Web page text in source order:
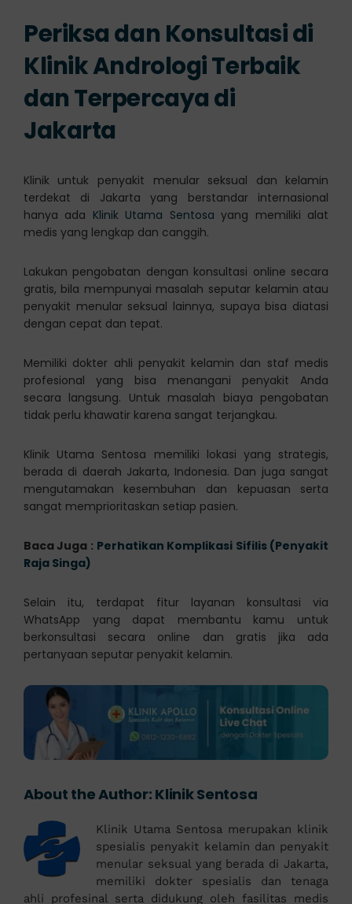
Periksa dan Konsultasi di
Klinik Andrologi Terbaik
dan Terpercaya di
Jakarta
Klinik untuk penyakit menular seksual dan kelamin
terdekat di Jakarta yang berstandar internasional
hanya ada Klinik Utama Sentosa yang memiliki alat
medis yang lengkap dan canggih.
Lakukan pengobatan dengan konsultasi online secara
gratis, bila mempunyai masalah seputar kelamin atau
penyakit menular seksual lainnya, supaya bisa diatasi
dengan cepat dan tepat.
Memiliki dokter ahli penyakit kelamin dan staf medis
profesional yang bisa menangani penyakit Anda
secara langsung. Untuk masalah biaya pengobatan
tidak perlu khawatir karena sangat terjangkau.
Klinik Utama Sentosa memiliki lokasi yang strategis,
berada di daerah Jakarta, Indonesia. Dan juga sangat
mengutamakan kesembuhan dan kepuasan serta
sangat memprioritaskan setiap pasien.
Baca Juga : Perhatikan Komplikasi Sifilis (Penyakit
Raja Singa)
Selain itu, terdapat fitur layanan konsultasi via
WhatsApp yang dapat membantu kamu untuk
berkonsultasi secara online dan gratis jika ada
pertanyaan seputar penyakit kelamin.
About the Author: Klinik Sentosa
Klinik Utama Sentosa merupakan klinik
spesialis penyakit kelamin dan penyakit
menular seksual yang berada di Jakarta,
memiliki dokter spesialis dan tenaga
ahli profesinal serta didukung oleh fasilitas medis